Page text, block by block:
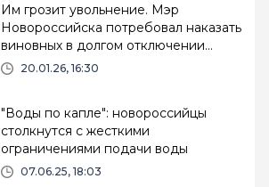
Им грозит увольнение. Мэр
Новороссийска потребовал наказать
виновных в долгом отключении
света20.01.26, 16:30
"Воды по капле": новороссийцы
столкнутся с жесткими
ограничениями подачи воды
07.06.25, 18:03